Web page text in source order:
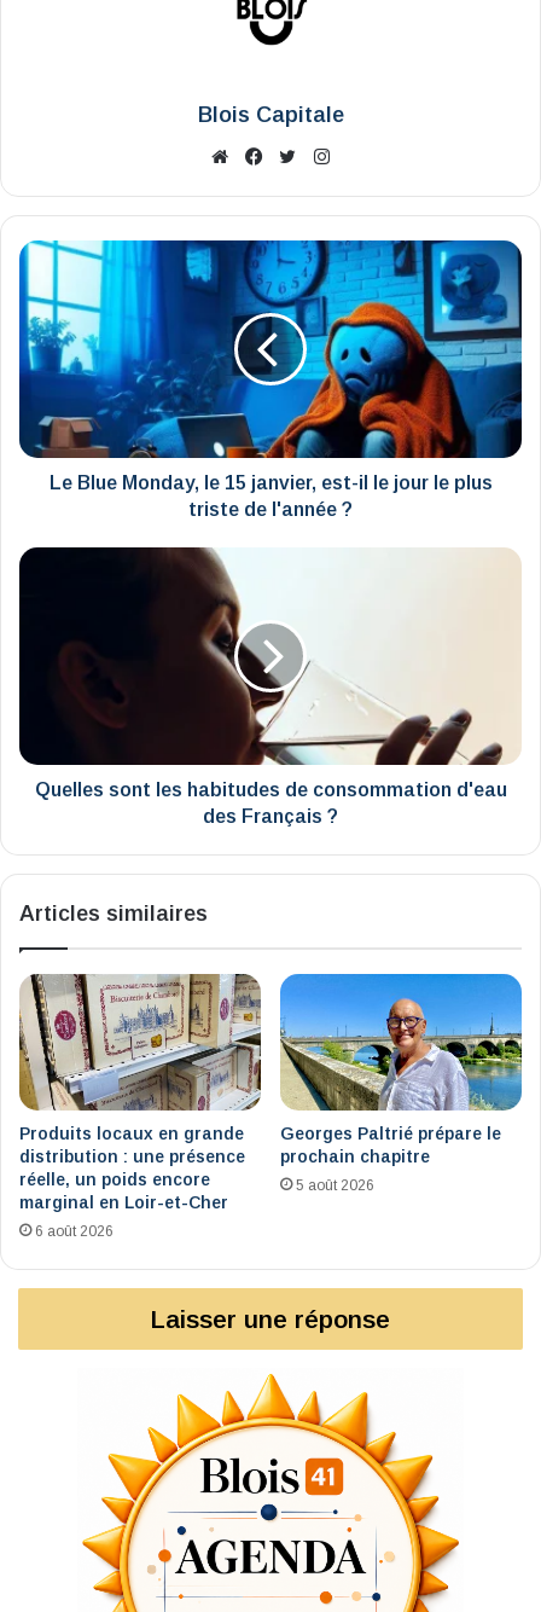
Blois Capitale
WebsiteFacebook
X
Le
Monday,
le
15
janvier,
le
triste
Le Blue Monday, le 15 janvier, est-il le jour le plus
triste de l'année ?
Quelles
consommation
Français
Quelles sont les habitudes de consommation d'eau
des Français ?
Articles similaires
Produits locaux en grande
distribution : une présence
réelle, un poids encore
marginal en Loir-et-Cher
6 août 2026
Georges Paltrié prépare le
prochain chapitre
5 août 2026
Laisser une réponse